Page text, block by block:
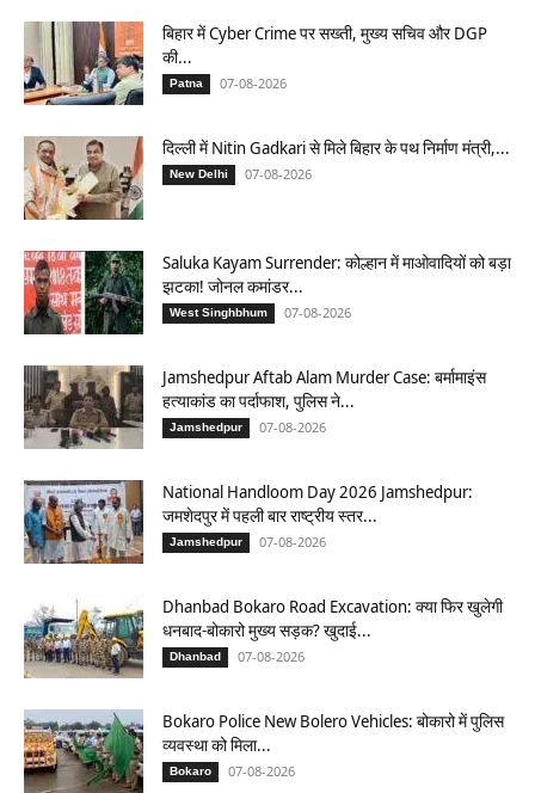
बिहार में Cyber Crime पर सख्ती, मुख्य सचिव और DGP
की...
Patna 07-08-2026
दिल्ली में Nitin Gadkari से मिले बिहार के पथ निर्माण मंत्री,...
New Delhi 07-08-2026
Saluka Kayam Surrender: कोल्हान में माओवादियों को बड़ा
झटका! जोनल कमांडर...
West Singhbhum 07-08-2026
Jamshedpur Aftab Alam Murder Case: बर्मामाइंस
हत्याकांड का पर्दाफाश, पुलिस ने...
Jamshedpur 07-08-2026
National Handloom Day 2026 Jamshedpur:
जमशेदपुर में पहली बार राष्ट्रीय स्तर...
Jamshedpur 07-08-2026
Dhanbad Bokaro Road Excavation: क्या फिर खुलेगी
धनबाद-बोकारो मुख्य सड़क? खुदाई...
Dhanbad 07-08-2026
Bokaro Police New Bolero Vehicles: बोकारो में पुलिस
व्यवस्था को मिला...
Bokaro 07-08-2026